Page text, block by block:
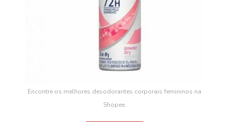
Encontre os melhores desodorantes corporais femininos na
Shopee.